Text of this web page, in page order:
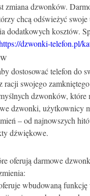
zmiana dzwonków.
chcą odświeżyć swoje
dodatkowych kosztów.
dzwonki-telefon.pl/
dostosować telefon do
swojego
dzwonków, które
dzwonki, użytkownicy
– od najnowszych
dźwiękowe.
oferują darmowe
wbudowaną